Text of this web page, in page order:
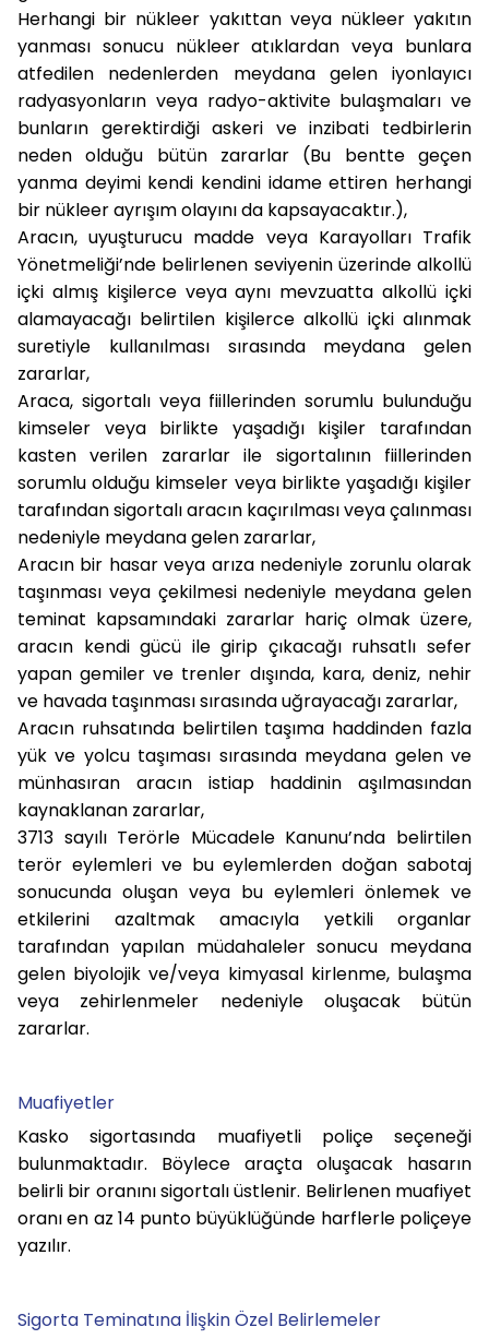
Herhangi bir nükleer yakıttan veya nükleer yakıtın
yanması sonucu nükleer atıklardan veya bunlara
atfedilen nedenlerden meydana gelen iyonlayıcı
radyasyonların veya radyo-aktivite bulaşmaları ve
bunların gerektirdiği askeri ve inzibati tedbirlerin
neden olduğu bütün zararlar (Bu bentte geçen
yanma deyimi kendi kendini idame ettiren herhangi
bir nükleer ayrışım olayını da kapsayacaktır.),
Aracın, uyuşturucu madde veya Karayolları Trafik
Yönetmeliği’nde belirlenen seviyenin üzerinde alkollü
içki almış kişilerce veya aynı mevzuatta alkollü içki
alamayacağı belirtilen kişilerce alkollü içki alınmak
suretiyle kullanılması sırasında meydana gelen
zararlar,
Araca, sigortalı veya fiillerinden sorumlu bulunduğu
kimseler veya birlikte yaşadığı kişiler tarafından
kasten verilen zararlar ile sigortalının fiillerinden
sorumlu olduğu kimseler veya birlikte yaşadığı kişiler
tarafından sigortalı aracın kaçırılması veya çalınması
nedeniyle meydana gelen zararlar,
Aracın bir hasar veya arıza nedeniyle zorunlu olarak
taşınması veya çekilmesi nedeniyle meydana gelen
teminat kapsamındaki zararlar hariç olmak üzere,
aracın kendi gücü ile girip çıkacağı ruhsatlı sefer
yapan gemiler ve trenler dışında, kara, deniz, nehir
ve havada taşınması sırasında uğrayacağı zararlar,
Aracın ruhsatında belirtilen taşıma haddinden fazla
yük ve yolcu taşıması sırasında meydana gelen ve
münhasıran aracın istiap haddinin aşılmasından
kaynaklanan zararlar,
3713 sayılı Terörle Mücadele Kanunu’nda belirtilen
terör eylemleri ve bu eylemlerden doğan sabotaj
sonucunda oluşan veya bu eylemleri önlemek ve
etkilerini azaltmak amacıyla yetkili organlar
tarafından yapılan müdahaleler sonucu meydana
gelen biyolojik ve/veya kimyasal kirlenme, bulaşma
veya zehirlenmeler nedeniyle oluşacak bütün
zararlar.
Muafiyetler
Kasko sigortasında muafiyetli poliçe seçeneği
bulunmaktadır. Böylece araçta oluşacak hasarın
belirli bir oranını sigortalı üstlenir. Belirlenen muafiyet
oranı en az 14 punto büyüklüğünde harflerle poliçeye
yazılır.
Sigorta Teminatına İlişkin Özel Belirlemeler